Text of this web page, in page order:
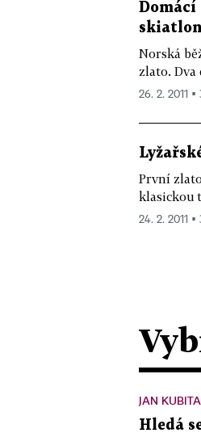
Domácí
skiatlon
Norská
zlato.
26. 2. 2011
První
klasickou
24. 2. 2011
JAN KUBITA
Hledá